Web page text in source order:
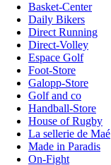
Basket-Center
Daily Bikers
Direct Running
Direct-Volley
Espace Golf
Foot-Store
Galopp-Store
Golf and co
Handball-Store
House of Rugby
La sellerie de Maé
Made in Paradis
On-Fight